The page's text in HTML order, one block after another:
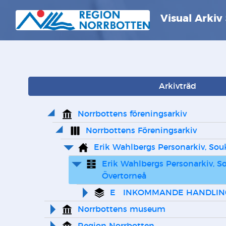
Visual Arkiv
Arkivträd
Norrbottens föreningsarkiv
Norrbottens Föreningsarkiv
Erik Wahlbergs Personarkiv,
Erik Wahlbergs Personarkiv,
Övertorneå
E   INKOMMANDE
Norrbottens museum